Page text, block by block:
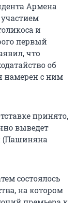
Армена
участием
и
первый
что
об
намерен с ним
принято,
выведет
(Пашиняна
состоялось
на котором